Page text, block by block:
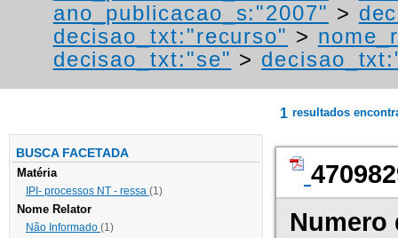
ano_publicacao_s:"2007" >
decisao_txt:"recurso" >
decisao_txt:"se" >
BUSCA FACETADA
Matéria
IPI- processos NT - ressa (1)
Nome Relator
Não Informado (1)
1 resultados
Numero